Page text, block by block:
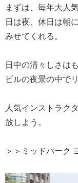
まずは、毎年大人
日は夜、休日は朝
みせてくれる。
日中の清々しさは
ビルの夜景の中で
人気インストラク
放しよう。
＞＞ミッドパーク